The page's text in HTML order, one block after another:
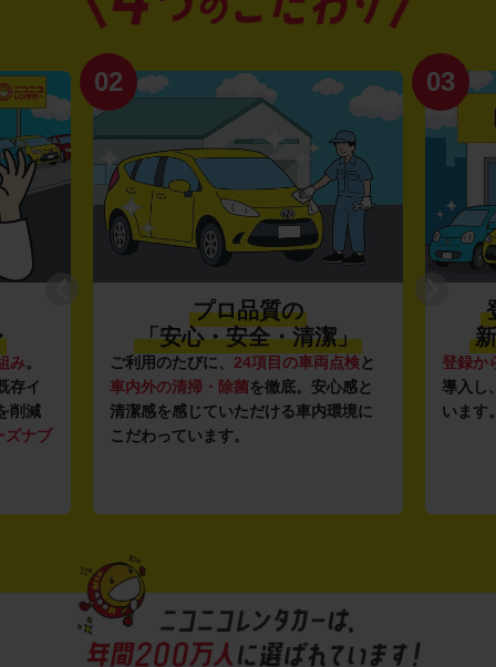
み。
存イ
削減
ズナブ
02
プロ品質の
「安心・安全・清潔」
ご利用のたびに、 24項目の車両点検と
車内外の清掃・除菌を徹底。安心感と
清潔感を感じていただける車内環境に
こだわっています。
03
登録か
導入し
います